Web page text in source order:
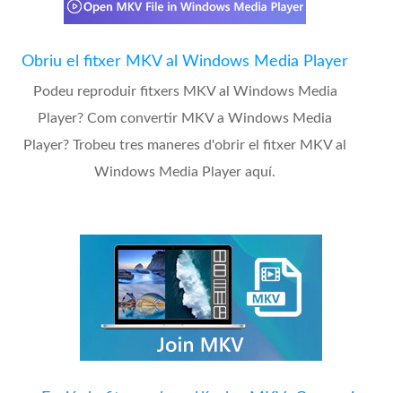
Obriu el fitxer MKV al Windows Media Player
Podeu reproduir fitxers MKV al Windows Media
Player? Com convertir MKV a Windows Media
Player? Trobeu tres maneres d'obrir el fitxer MKV al
Windows Media Player aquí.